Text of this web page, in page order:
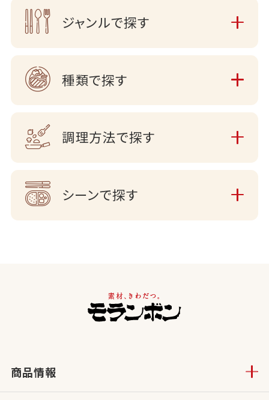
ジャンルで探す
種類で探す
調理方法で探す
シーンで探す
商品情報